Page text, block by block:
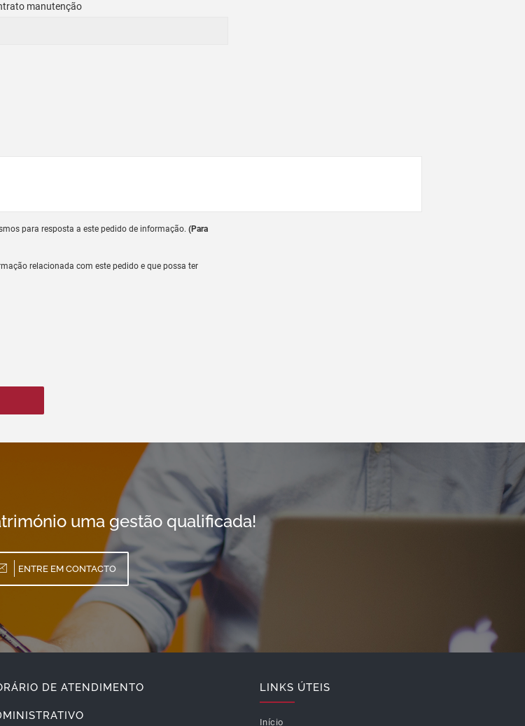
manutenção
para resposta a este pedido de informação. (Para
relacionada com este pedido e que possa ter
uma gestão qualificada!
ENTRE EM CONTACTO
DE ATENDIMENTO LINKS ÚTEIS
Início